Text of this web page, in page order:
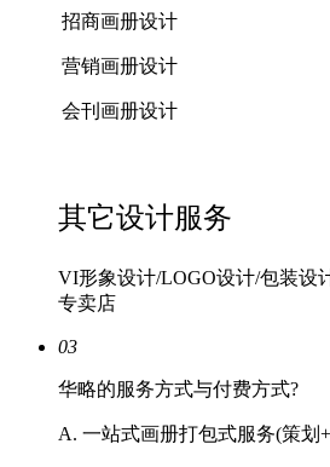
招商画册设计
营销画册设计
会刊画册设计
其它设计服务
VI形象设计/LOGO设计/包装设
专卖店
03
华略的服务方式与付费方式?
A. 一站式画册打包式服务(策划